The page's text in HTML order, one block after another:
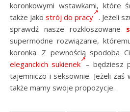
koronkowymi wstawkami, które
także jako strój do pracy . Jeżeli
sprawdź nasze rozkloszowane
supermodne rozwiązanie,
koronka. Z pewnością spodoba
eleganckich sukienek – będziesz
tajemniczo i seksownie. Jeżeli zaś
także mamy swoje propozycje.